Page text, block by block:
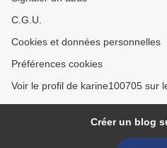
C.G.U.
Cookies et données personnelles
Préférences cookies
Voir le profil de karine100705 sur
Créer un blog